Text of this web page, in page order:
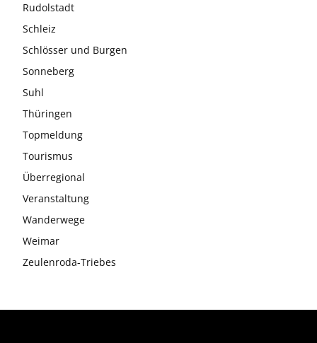
Rudolstadt
Schleiz
Schlösser und Burgen
Sonneberg
Suhl
Thüringen
Topmeldung
Tourismus
Überregional
Veranstaltung
Wanderwege
Weimar
Zeulenroda-Triebes